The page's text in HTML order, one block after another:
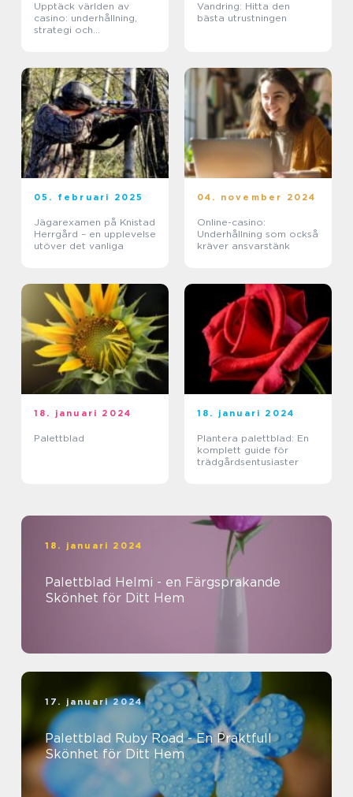
Upptäck världen av
casino: underhållning,
strategi och
Vandring: Hitta den
bästa utrustningen
05. februari 2025
Jägarexamen på Knistad
Herrgård – en upplevelse
utöver det vanliga
04. november 2024
Online-casino:
Underhållning som också
kräver ansvarstänk
18. januari 2024
Palettblad
18. januari 2024
Plantera palettblad: En
komplett guide för
trädgårdsentusiaster
18. januari 2024
Palettblad Helmi - en Färgsprakande
Skönhet för Ditt Hem
17. januari 2024
Palettblad Ruby Road - En Praktfull
Skönhet för Ditt Hem